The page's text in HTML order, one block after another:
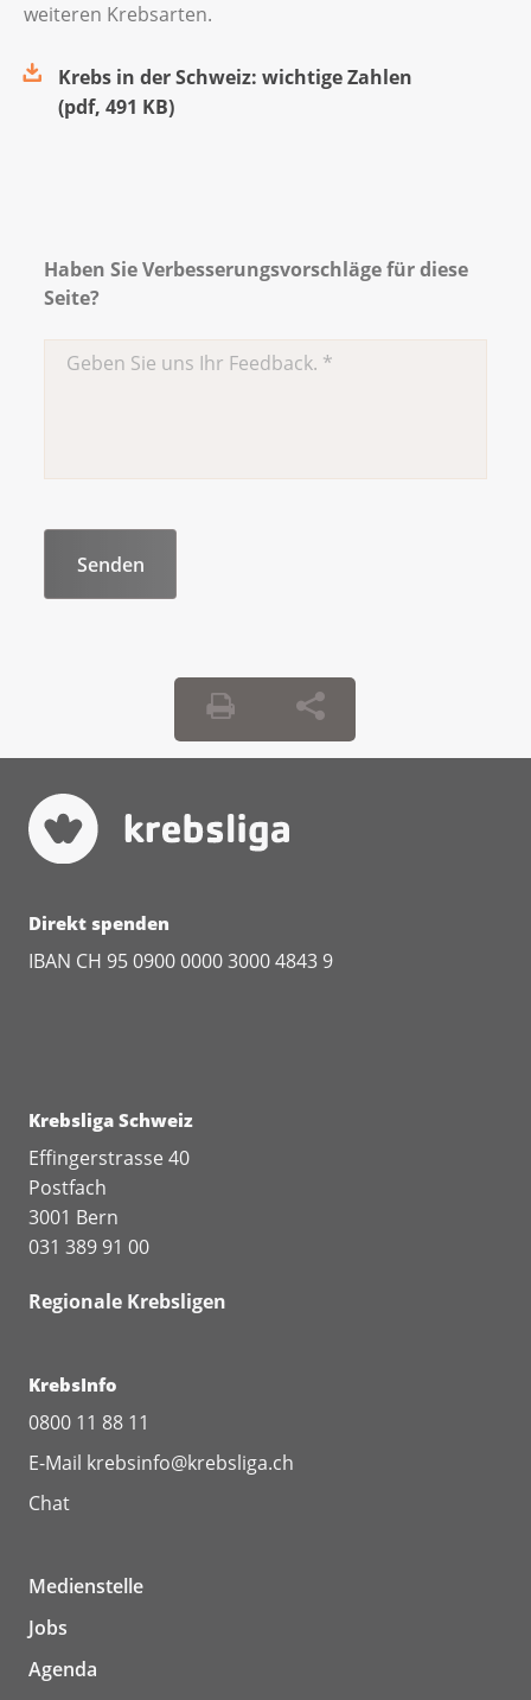
weiteren Krebsarten.
Krebs in der Schweiz: wichtige Zahlen
(pdf, 491 KB)
Haben Sie Verbesserungsvorschläge für diese
Seite?
Direkt spenden
IBAN CH 95 0900 0000 3000 4843 9
Krebsliga Schweiz
Effingerstrasse 40
Postfach
3001 Bern
031 389 91 00
Regionale Krebsligen
KrebsInfo
0800 11 88 11
E-Mail krebsinfo@krebsliga.ch
Chat
Medienstelle
Jobs
Agenda